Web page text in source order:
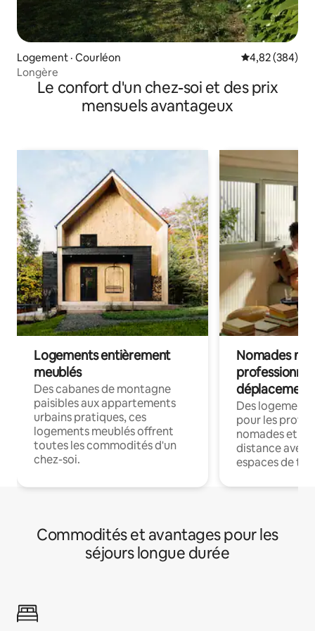
Logement · Courléon Note
4,82 (384)
Longère
Le confort d'un chez-soi et des prix
mensuels avantageux
Logements entièrement
meublés
Des cabanes de montagne
paisibles aux appartements
urbains pratiques, ces
logements meublés offrent
toutes les commodités d'un
chez-soi.
Nomades
déplacement
Des
pour les
nomades et
distance avec
espaces de
Commodités et avantages pour les
séjours longue durée